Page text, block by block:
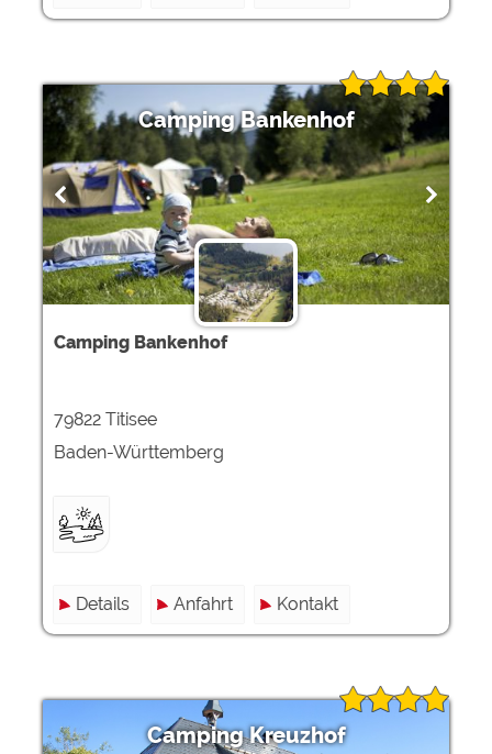
Camping Bankenhof
Camping Bankenhof
79822 Titisee
Baden-Württemberg
Details Anfahrt Kontakt
Camping Kreuzhof